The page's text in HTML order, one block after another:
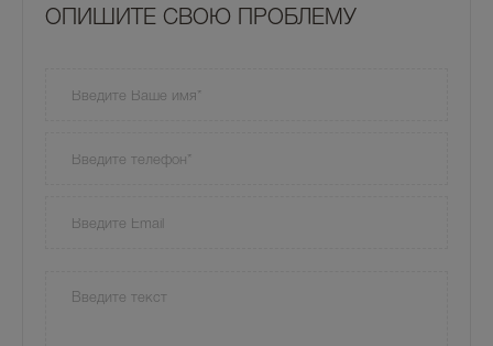
OПИШИТЕ СВОЮ ПРОБЛЕМУ